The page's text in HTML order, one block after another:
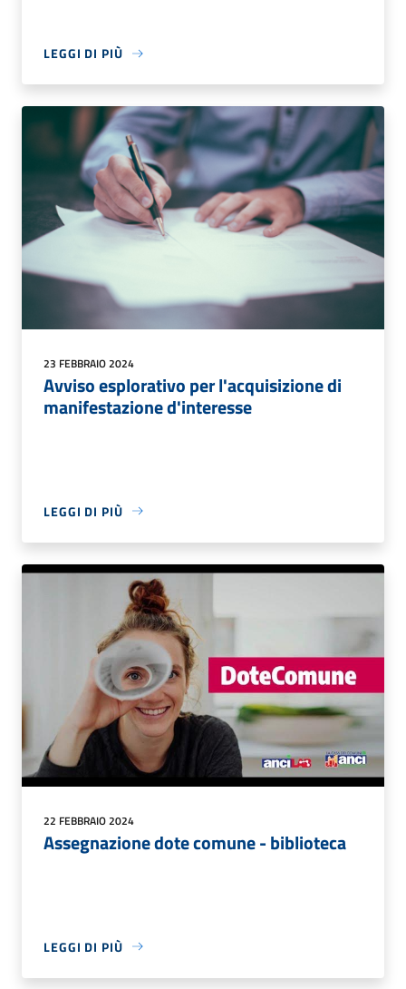
LEGGI DI PIÙ
23 FEBBRAIO 2024
Avviso esplorativo per l'acquisizione di
manifestazione d'interesse
LEGGI DI PIÙ
22 FEBBRAIO 2024
Assegnazione dote comune - biblioteca
LEGGI DI PIÙ